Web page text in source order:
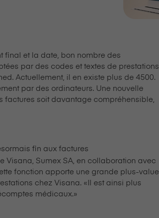
final et la date, bon nombre des
par des codes et textes de prestations
Actuellement, il en existe plus de 4500.
par des ordinateurs. Une nouvelle
soit davantage compréhensible,
fin aux factures
Sumex SA, en collaboration avec
fonction apporte une grande plus-value
chez V⁠i⁠s⁠a⁠n⁠a. «Il est ainsi plus
médicaux.»